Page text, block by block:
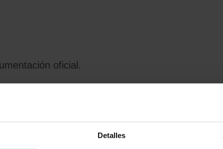
Detalles
oficial.
explicativas.